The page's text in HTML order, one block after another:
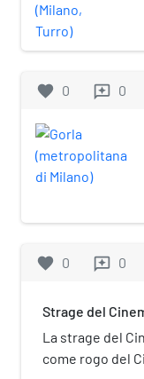
favorite 0 reviews 0
favorite 0 reviews 0
Strage del
La strage del
come rogo del